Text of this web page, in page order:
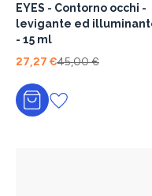
EYES - Contorno occhi -
levigante ed
- 15 ml
27,27 €45,00 €
Aggiungi al carrello